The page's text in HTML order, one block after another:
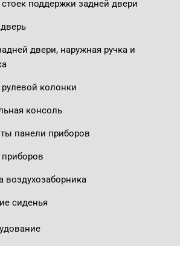
поддержки задней двери
двери, наружная ручка и
колонки
консоль
панели приборов
воздухозаборника
сиденья